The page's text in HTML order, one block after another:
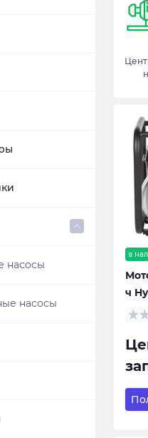
насосы
насосы
в
ч